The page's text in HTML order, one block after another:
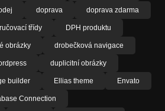
doprava doprava zdarma
třídy DPH produktu
obrázky drobečková navigace
duplicitní obrázky
builder Ellias theme Envato
Connection